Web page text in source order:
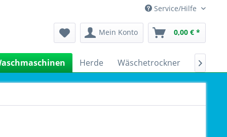
Service/Hilfe
Mein Konto 0,00 € *
Herde Wäschetrockner 